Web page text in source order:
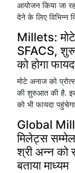
आयोजन किया जा
देने के लिए विभिन्न
Millets: मोटे
SFACS, शुरू
को होगा
मोटे अनाज को
की शुरुआत की है.
को भी फायदा
Global
मिलेट्स
श्री अन्न को
बताया माध्यम